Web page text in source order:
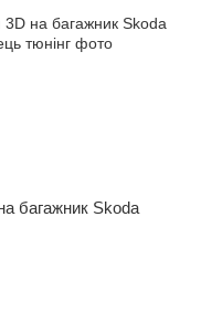
багажник Skoda